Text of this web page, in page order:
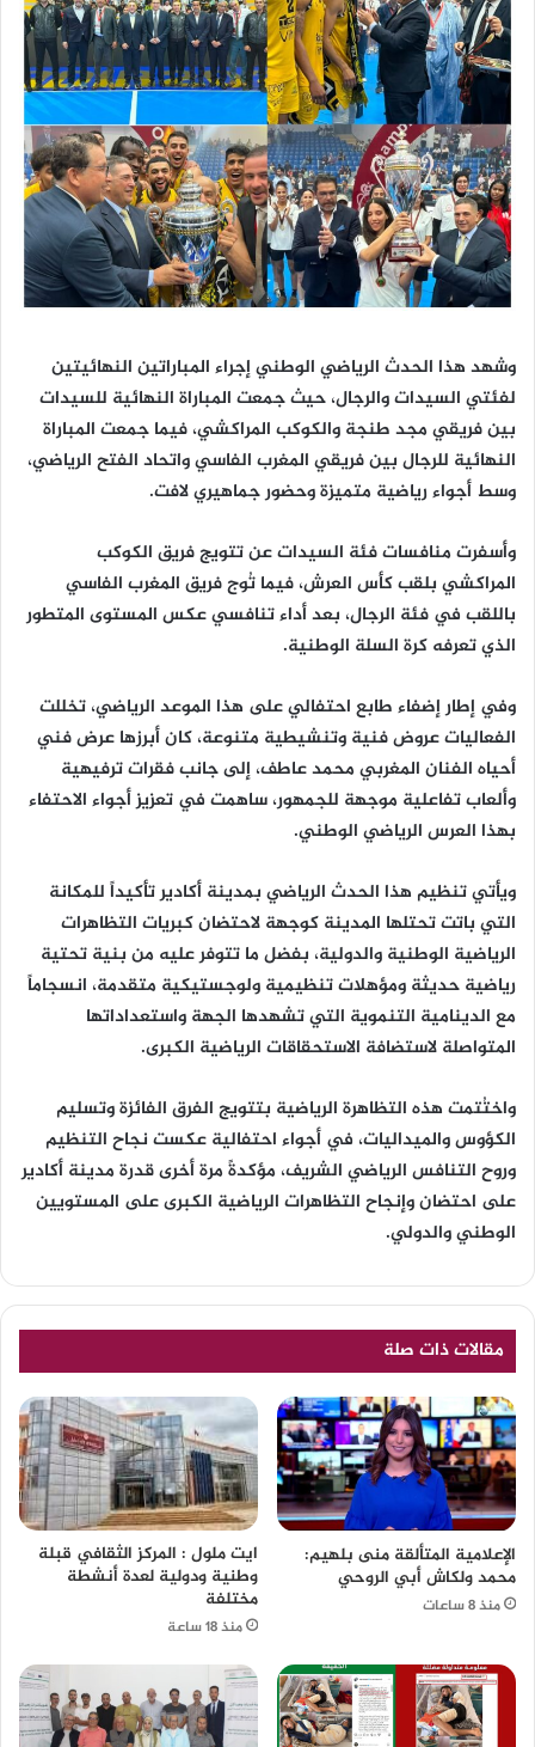
وشهد هذا الحدث الرياضي الوطني إجراء المباراتين النهائيتين
لفئتي السيدات والرجال، حيث جمعت المباراة النهائية للسيدات
بين فريقي مجد طنجة والكوكب المراكشي، فيما جمعت المباراة
النهائية للرجال بين فريقي المغرب الفاسي واتحاد الفتح الرياضي،
وسط أجواء رياضية متميزة وحضور جماهيري لافت.
وأسفرت منافسات فئة السيدات عن تتويج فريق الكوكب
المراكشي بلقب كأس العرش، فيما تُوج فريق المغرب الفاسي
باللقب في فئة الرجال، بعد أداء تنافسي عكس المستوى المتطور
الذي تعرفه كرة السلة الوطنية.
وفي إطار إضفاء طابع احتفالي على هذا الموعد الرياضي، تخللت
الفعاليات عروض فنية وتنشيطية متنوعة، كان أبرزها عرض فني
أحياه الفنان المغربي محمد عاطف، إلى جانب فقرات ترفيهية
وألعاب تفاعلية موجهة للجمهور، ساهمت في تعزيز أجواء الاحتفاء
بهذا العرس الرياضي الوطني.
ويأتي تنظيم هذا الحدث الرياضي بمدينة أكادير تأكيداً للمكانة
التي باتت تحتلها المدينة كوجهة لاحتضان كبريات التظاهرات
الرياضية الوطنية والدولية، بفضل ما تتوفر عليه من بنية تحتية
رياضية حديثة ومؤهلات تنظيمية ولوجستيكية متقدمة، انسجاماً
مع الدينامية التنموية التي تشهدها الجهة واستعداداتها
المتواصلة لاستضافة الاستحقاقات الرياضية الكبرى.
واختُتمت هذه التظاهرة الرياضية بتتويج الفرق الفائزة وتسليم
الكؤوس والميداليات، في أجواء احتفالية عكست نجاح التنظيم
وروح التنافس الرياضي الشريف، مؤكدةً مرة أخرى قدرة مدينة أكادير
على احتضان وإنجاح التظاهرات الرياضية الكبرى على المستويين
الوطني والدولي.
مقالات ذات صلة
الإعلامية المتألقة منى بلهيم:
محمد ولكاش أبي الروحي
منذ 8 ساعات
ايت ملول : المركز الثقافي قبلة
وطنية ودولية لعدة أنشطة
مختلفة
منذ 18 ساعة